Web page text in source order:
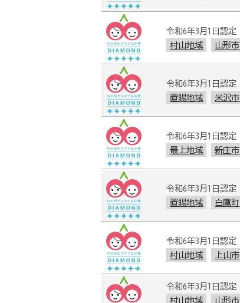
令和6年3月1日認定
村山地域
山形市
令和6年3月1日認定
置賜地域
米沢市
令和6年3月1日認定
最上地域
新庄市
令和6年3月1日認定
置賜地域
白鷹町
令和6年3月1日認定
村山地域
上山市
令和6年3月1日認定
村山地域
山形市